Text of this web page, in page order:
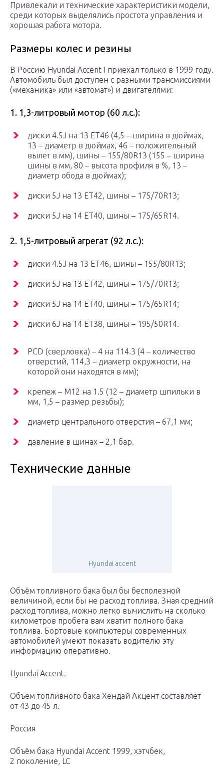
Привлекали и технические характеристики модели,
среди которых выделялись простота управления и
хорошая работа мотора.
Размеры колес и резины
В Россию Hyundai Accent I приехал только в 1999 году.
Автомобиль был доступен с разными трансмиссиями
(«механика» или «автомат») и двигателями:
1. 1,3-литровый мотор (60 л.с.):
диски 4.5J на 13 ET46 (4,5 – ширина в дюймах,
13 – диаметр в дюймах, 46 – положительный
вылет в мм), шины – 155/80R13 (155 – ширина
шины в мм, 80 – высота профиля в %, 13 –
диаметр обода в дюймах);
диски 5J на 13 ET42, шины – 175/70R13;
диски 5J на 14 ET40, шины – 175/65R14.
2. 1,5-литровый агрегат (92 л.с.):
диски 4.5J на 13 ET46, шины – 155/80R13;
диски 5J на 13 ET42, шины – 175/70R13;
диски 5J на 14 ET40, шины – 175/65R14;
диски 6J на 14 ET38, шины – 195/50R14.
PCD (сверловка) – 4 на 114.3 (4 – количество
отверстий, 114,3 – диаметр окружности, на
которой они находятся в мм);
крепеж – M12 на 1.5 (12 – диаметр шпильки в
мм, 1,5 – размер резьбы);
диаметр центрального отверстия – 67,1 мм;
давление в шинах – 2,1 бар.
Технические данные
Hyundai accent
Объём топливного бака был бы бесполезной
величиной, если бы не расход топлива. Зная средний
расход топлива, можно легко вычислить на сколько
километров пробега вам хватит полного бака
топлива. Бортовые компьютеры современных
автомобилей умеют показать водителю эту
информацию оперативно.
Hyundai Accent.
Объем топливного бака Хендай Акцент составляет
от 43 до 45 л.
Россия
Объём бака Hyundai Accent 1999, хэтчбек,
2 поколение, LC